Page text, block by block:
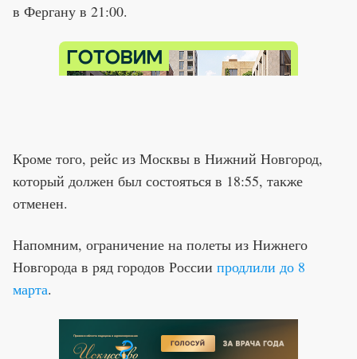
в Фергану в 21:00.
Кроме того, рейс из Москвы в Нижний Новгород,
который должен был состояться в 18:55, также
отменен.
Напомним, ограничение на полеты из Нижнего
Новгорода в ряд городов России продлили до 8
марта.